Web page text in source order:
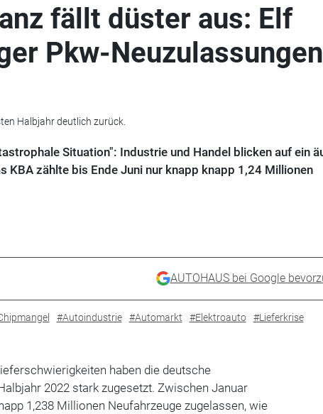
fällt düster aus: Elf
Pkw-Neuzulassungen
Halbjahr deutlich zurück.
Situation": Industrie und Handel blicken auf ein
KBA zählte bis Ende Juni nur knapp knapp 1,24 Millionen
AUTOHAUS bei Google
#Autoindustrie #Automarkt #Elektroauto
#Lieferkrise
haben die deutsche
2022 stark zugesetzt. Zwischen Januar
1,238 Millionen Neufahrzeuge zugelassen, wie